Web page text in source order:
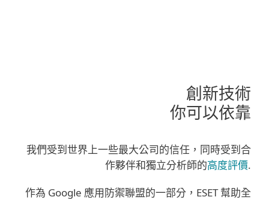
創新技術
你可以依靠
我們受到世界上一些最大公司的信任，同時受到合
作夥伴和獨立分析師的高度評價.
作為 Google 應用防禦聯盟的一部分，ESET 幫助全